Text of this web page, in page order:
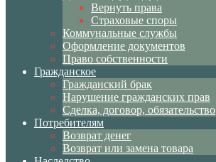
Вернуть права
Страховые споры
Коммунальные службы
Оформление документов
Право собственности
Гражданское
Гражданский брак
Нарушение гражданских прав
Сделка, договор, обязательство
Потребителям
Возврат денег
Возврат или замена товара